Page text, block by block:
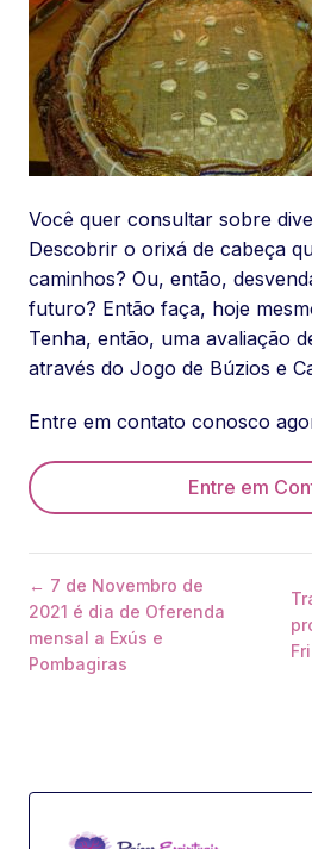
Você quer consultar sobre
Descobrir o orixá de cabeça
caminhos? Ou, então,
futuro? Então faça, hoje
Tenha, então, uma avaliação
através do Jogo de Búzios e
Entre em contato conosco
Entre em
← 7 de Novembro de
2021 é dia de Oferenda
mensal a Exús e
Pombagiras